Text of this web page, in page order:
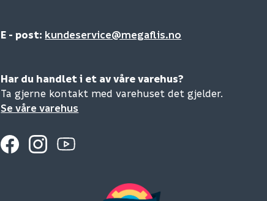
E - post: kundeservice@megaflis.no
Har du handlet i et av våre varehus?
Ta gjerne kontakt med varehuset det gjelder.
Se våre varehus